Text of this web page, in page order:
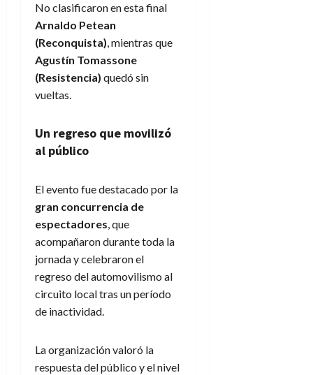
No clasificaron en esta final
Arnaldo Petean
(Reconquista), mientras que
Agustín Tomassone
(Resistencia) quedó sin
vueltas.
Un regreso que movilizó
al público
El evento fue destacado por la
gran concurrencia de
espectadores, que
acompañaron durante toda la
jornada y celebraron el
regreso del automovilismo al
circuito local tras un período
de inactividad.
La organización valoró la
respuesta del público y el nivel